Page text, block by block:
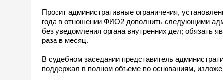
Просит административные ограничения,
года в отношении ФИО2 дополнить следующими
без уведомления органа внутренних дел; обязать
раза в месяц.
В судебном заседании представитель
поддержал в полном объеме по основаниям,